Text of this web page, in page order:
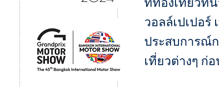
ที่ท่องเที่ยวที่
วอลล์เปเปอร์
ประสบการณ์
เที่ยวต่างๆ ก่